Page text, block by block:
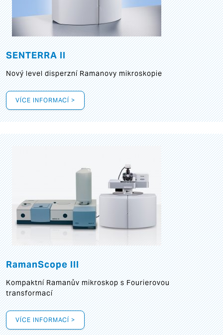
SENTERRA II
Nový level disperzní Ramanovy mikroskopie
VÍCE INFORMACÍ >
RamanScope III
Kompaktní Ramanův mikroskop s Fourierovou
transformací
VÍCE INFORMACÍ >